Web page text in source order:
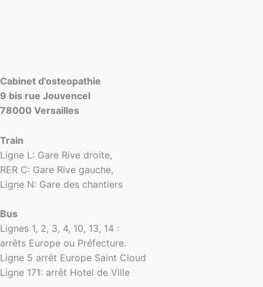
Cabinet d'osteopathie
9 bis rue Jouvencel
78000 Versailles
Train
Ligne L: Gare Rive droite,
RER C: Gare Rive gauche,
Ligne N: Gare des chantiers
Bus
Lignes 1, 2, 3, 4, 10, 13, 14 :
arrêts Europe ou Préfecture.
Ligne 5 arrêt Europe Saint Cloud
Ligne 171: arrêt Hotel de Ville